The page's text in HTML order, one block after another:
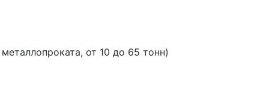
от 10 до 65 тонн)